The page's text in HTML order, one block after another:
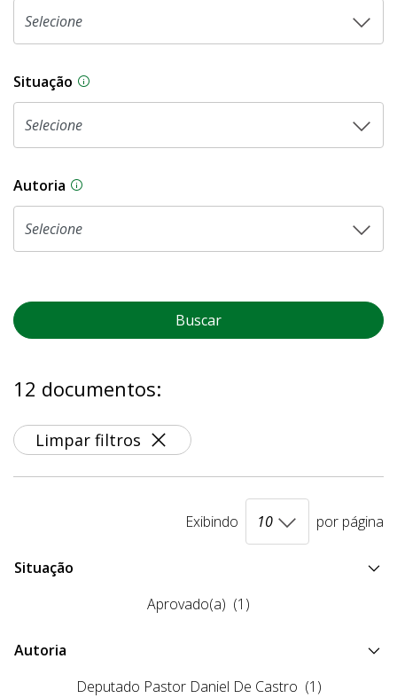
Situação Na CLDF, as proposições legislativas
Autoria As proposições legislativas na CLDF podem
Buscar
12 documentos:
Limpar filtros
Exibindo por página
Situação
Aprovado(a) (1)
Autoria
Deputado Pastor Daniel De Castro (1)